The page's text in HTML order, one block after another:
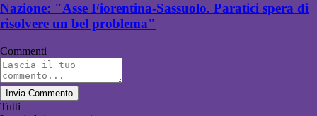
Nazione: "Asse Fiorentina-Sassuolo. Paratici spera di
risolvere un bel problema"
Commenti
Invia Commento
Tutti